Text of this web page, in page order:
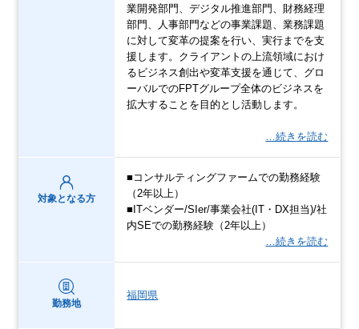
業開発部門、デジタル推進部門、財務経理
部門、人事部門などの事業課題、業務課題
に対して変革の提案を行い、実行までを支
援します。クライアントの上流領域におけ
るビジネス創出や変革支援を通じて、グロ
ーバルでのFPTグループ全体のビジネスを
拡大することを目的とし活動します。
…続きを読む
対象となる方
■コンサルティングファームでの勤務経験
（2年以上）
■ITベンダー/SIer/事業会社(IT・DX担当)/社
内SEでの勤務経験（2年以上）
…続きを読む
勤務地
福岡県